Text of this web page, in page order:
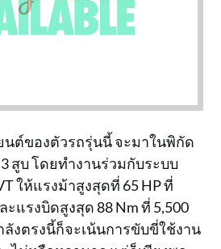
นต์ของตัวรถรุ่นนี้ จะมาในพิกัด
สูบ โดยทำงานร่วมกับระบบ
ให้แรงม้าสูงสุดที่ 65 HP ที่
แรงบิดสูงสุด 88 Nm ที่ 5,500
งตรงนี้ก็จะเน้นการขับขี่ใช้งาน